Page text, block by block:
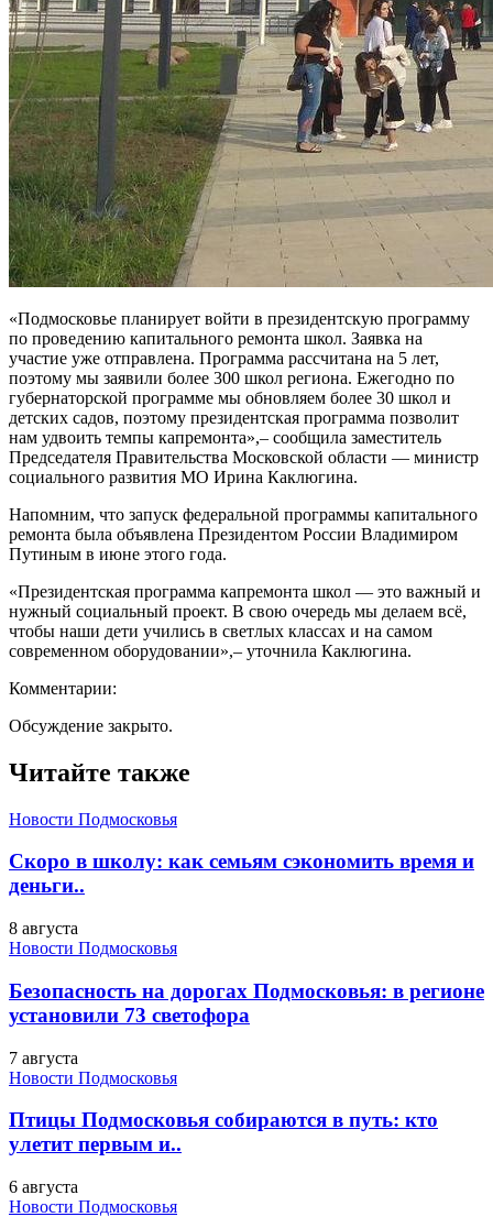
«Подмосковье планирует войти в президентскую программу
по проведению капитального ремонта школ. Заявка на
участие уже отправлена. Программа рассчитана на 5 лет,
поэтому мы заявили более 300 школ региона. Ежегодно по
губернаторской программе мы обновляем более 30 школ и
детских садов, поэтому президентская программа позволит
нам удвоить темпы капремонта»,– сообщила заместитель
Председателя Правительства Московской области — министр
социального развития МО Ирина Каклюгина.
Напомним, что запуск федеральной программы капитального
ремонта была объявлена Президентом России Владимиром
Путиным в июне этого года.
«Президентская программа капремонта школ — это важный и
нужный социальный проект. В свою очередь мы делаем всё,
чтобы наши дети учились в светлых классах и на самом
современном оборудовании»,– уточнила Каклюгина.
Комментарии:
Обсуждение закрыто.
Читайте также
Новости Подмосковья
Скоро в школу: как семьям сэкономить время и
деньги..
8 августа
Новости Подмосковья
Безопасность на дорогах Подмосковья: в регионе
установили 73 светофора
7 августа
Новости Подмосковья
Птицы Подмосковья собираются в путь: кто
улетит первым и..
6 августа
Новости Подмосковья